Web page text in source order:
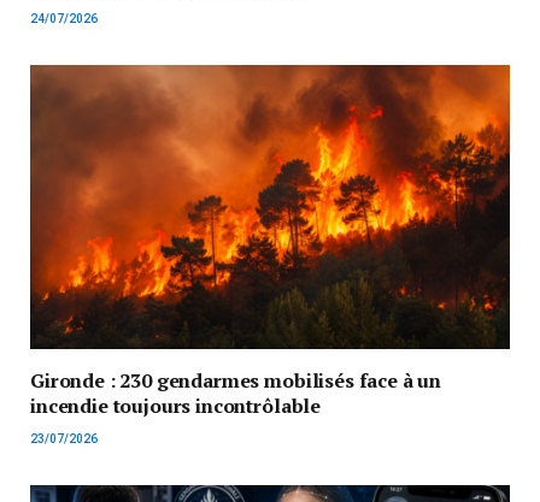
24/07/2026
Gironde : 230 gendarmes mobilisés face à un
incendie toujours incontrôlable
23/07/2026